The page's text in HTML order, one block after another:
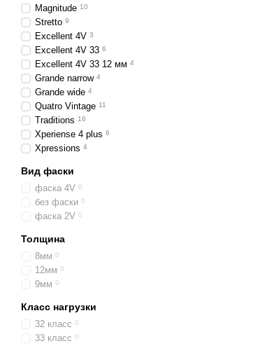
Magnitude 10
Stretto 9
Excellent 4V 3
Excellent 4V 33 6
Excellent 4V 33 12 мм 4
Grande narrow 4
Grande wide 4
Quatro Vintage 11
Traditions 16
Xperiense 4 plus 6
Xpressions 4
Вид фаски
фаска 4V 0
без фаски 0
фаска 2V 0
Толщина
8мм 0
12мм 0
9мм 0
Класс нагрузки
32 класс 0
33 класс 0